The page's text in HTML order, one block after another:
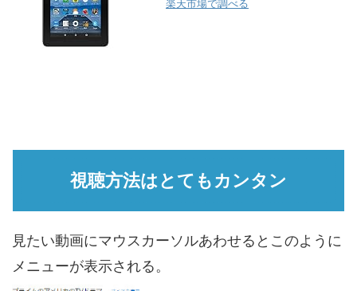
楽天市場で調べる
視聴方法はとてもカンタン
見たい動画にマウスカーソルあわせるとこのように
メニューが表示される。